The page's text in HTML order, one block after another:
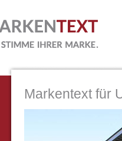
Markentext für